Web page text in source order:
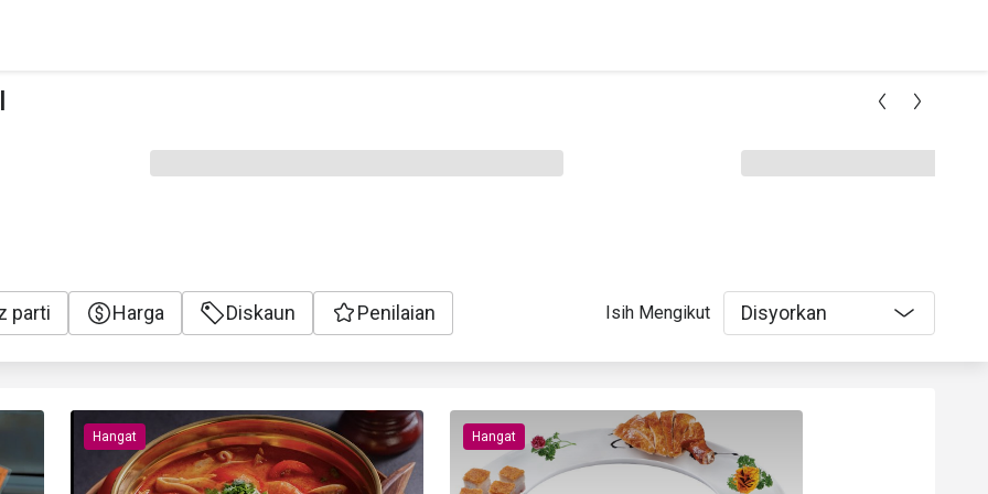
parti Harga Diskaun Penilaian Isih Mengikut Disyorkan
Hangat Hangat